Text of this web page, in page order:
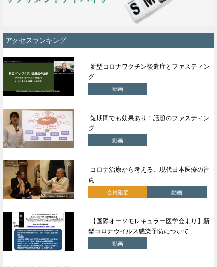
アクセスランキング
新型コロナワクチン後遺症とファスティン
グ
動画
短期間でも効果あり！話題のファスティン
グ
動画
コロナ治療から考える、現代日本医療の盲
点
会員限定 動画
【国際オーソモレキュラー医学会より】新
型コロナウイルス感染予防について
動画